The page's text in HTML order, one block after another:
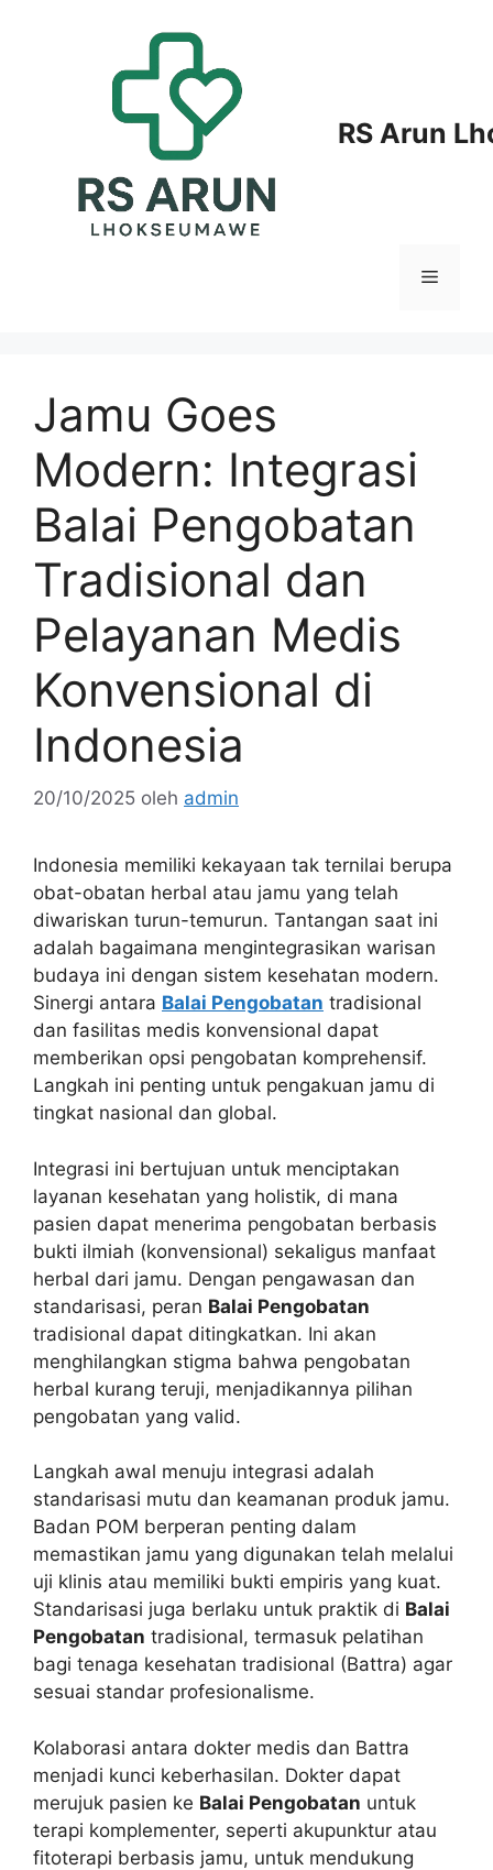
RS Arun
Menu
Jamu Goes
Modern: Integrasi
Balai Pengobatan
Tradisional dan
Pelayanan Medis
Konvensional di
Indonesia
20/10/2025 oleh admin
Indonesia memiliki kekayaan tak ternilai berupa
obat-obatan herbal atau jamu yang telah
diwariskan turun-temurun. Tantangan saat ini
adalah bagaimana mengintegrasikan warisan
budaya ini dengan sistem kesehatan modern.
Sinergi antara Balai Pengobatan tradisional
dan fasilitas medis konvensional dapat
memberikan opsi pengobatan komprehensif.
Langkah ini penting untuk pengakuan jamu di
tingkat nasional dan global.
Integrasi ini bertujuan untuk menciptakan
layanan kesehatan yang holistik, di mana
pasien dapat menerima pengobatan berbasis
bukti ilmiah (konvensional) sekaligus manfaat
herbal dari jamu. Dengan pengawasan dan
standarisasi, peran Balai Pengobatan
tradisional dapat ditingkatkan. Ini akan
menghilangkan stigma bahwa pengobatan
herbal kurang teruji, menjadikannya pilihan
pengobatan yang valid.
Langkah awal menuju integrasi adalah
standarisasi mutu dan keamanan produk jamu.
Badan POM berperan penting dalam
memastikan jamu yang digunakan telah melalui
uji klinis atau memiliki bukti empiris yang kuat.
Standarisasi juga berlaku untuk praktik di Balai
Pengobatan tradisional, termasuk pelatihan
bagi tenaga kesehatan tradisional (Battra) agar
sesuai standar profesionalisme.
Kolaborasi antara dokter medis dan Battra
menjadi kunci keberhasilan. Dokter dapat
merujuk pasien ke Balai Pengobatan untuk
terapi komplementer, seperti akupunktur atau
fitoterapi berbasis jamu, untuk mendukung